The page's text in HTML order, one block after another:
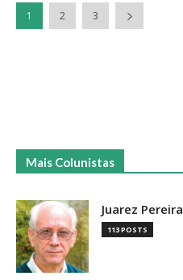
1 2 3
Mais Colunistas
Juarez Pereira
113 POSTS